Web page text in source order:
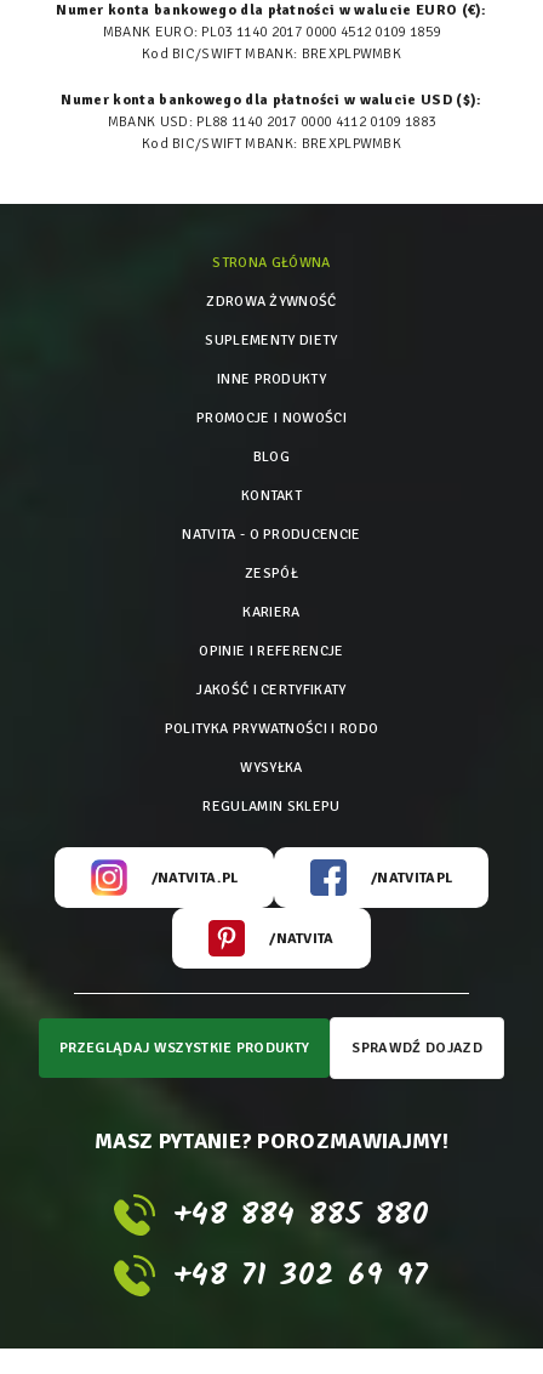
Numer konta bankowego dla płatności w walucie EURO (€):
MBANK EURO: PL03 1140 2017 0000 4512 0109 1859
Kod BIC/SWIFT MBANK: BREXPLPWMBK
Numer konta bankowego dla płatności w walucie USD ($):
MBANK USD: PL88 1140 2017 0000 4112 0109 1883
Kod BIC/SWIFT MBANK: BREXPLPWMBK
STRONA GŁÓWNA
ZDROWA ŻYWNOŚĆ
SUPLEMENTY DIETY
INNE PRODUKTY
PROMOCJE I NOWOŚCI
BLOG
KONTAKT
NATVITA - O PRODUCENCIE
ZESPÓŁ
KARIERA
OPINIE I REFERENCJE
JAKOŚĆ I CERTYFIKATY
POLITYKA PRYWATNOŚCI I RODO
WYSYŁKA
REGULAMIN SKLEPU
/NATVITA.PL /NATVITAPL
/NATVITA
PRZEGLĄDAJ WSZYSTKIE PRODUKTY SPRAWDŹ DOJAZD
MASZ PYTANIE? POROZMAWIAJMY!
+48 884 885 880
+48 71 302 69 97